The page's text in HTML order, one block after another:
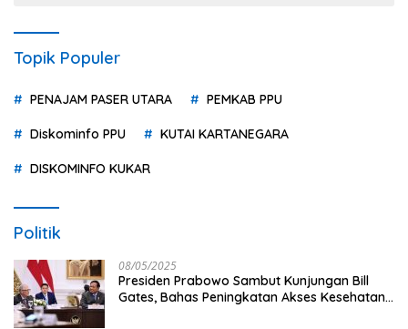
Topik Populer
PENAJAM PASER UTARA PEMKAB PPU
Diskominfo PPU KUTAI KARTANEGARA
DISKOMINFO KUKAR
Politik
08/05/2025
Presiden Prabowo Sambut Kunjungan Bill
Gates, Bahas Peningkatan Akses Kesehatan